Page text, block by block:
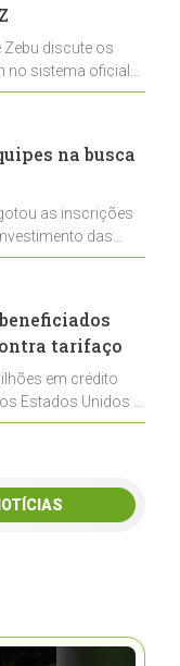
discute os
no sistema oficial
na
na busca
as inscrições
das
Crioulos voltados
tarifaço
em crédito
Estados Unidos e